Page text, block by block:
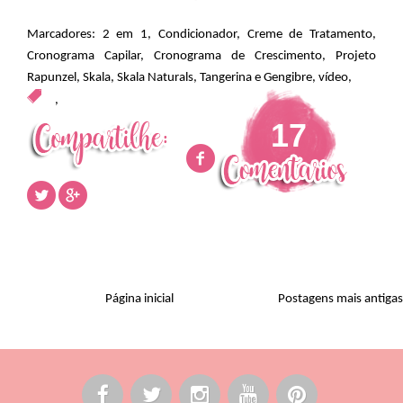
Marcadores: 2 em 1, Condicionador, Creme de Tratamento,
Cronograma Capilar, Cronograma de Crescimento, Projeto
Rapunzel , Skala, Skala Naturals, Tangerina e Gengibre, vídeo,
,
17
Postagens mais antigas
Página inicial